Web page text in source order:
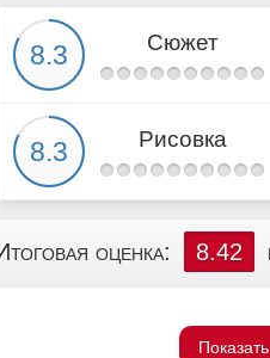
Сюжет
Рисовка
оценка: 8.42